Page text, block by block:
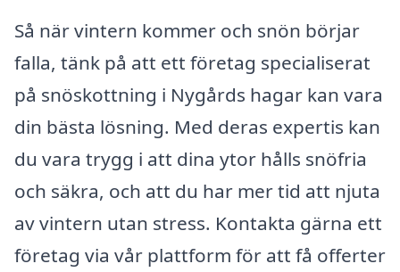
Så när vintern kommer och snön börjar
falla, tänk på att ett företag specialiserat
på snöskottning i Nygårds hagar kan vara
din bästa lösning. Med deras expertis kan
du vara trygg i att dina ytor hålls snöfria
och säkra, och att du har mer tid att njuta
av vintern utan stress. Kontakta gärna ett
företag via vår plattform för att få offerter